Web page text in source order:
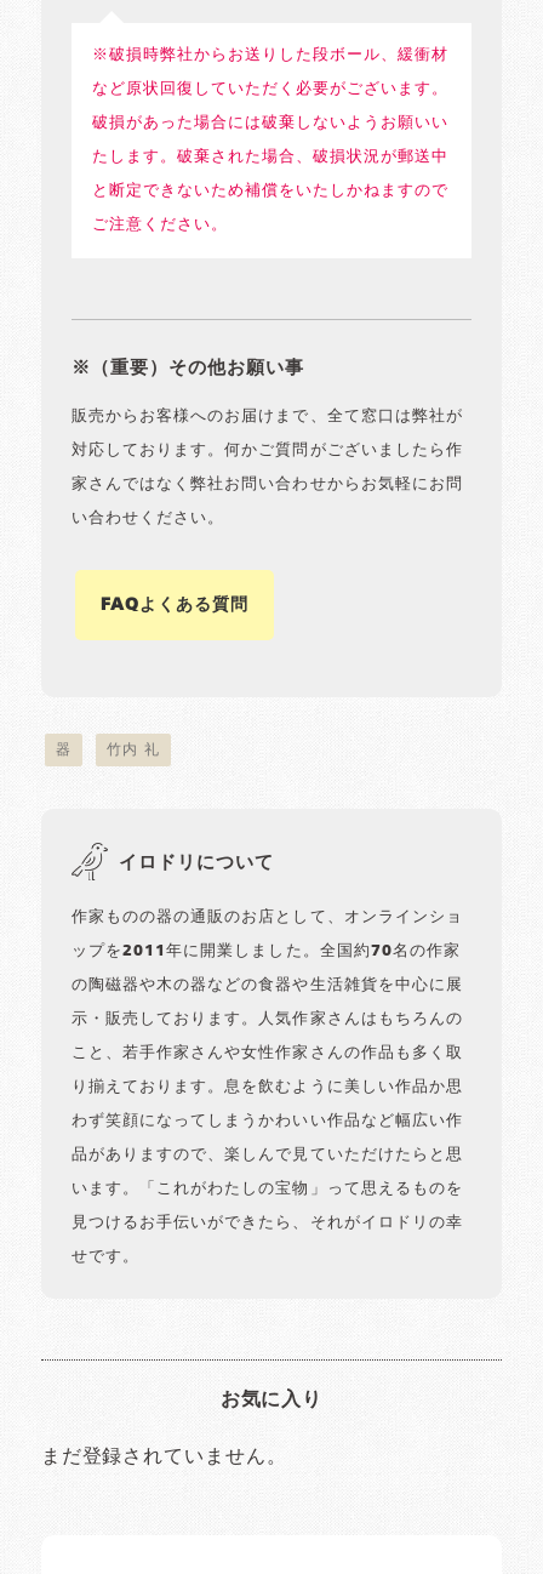
※破損時弊社からお送りした段ボール、緩衝材
など原状回復していただく必要がございます。
破損があった場合には破棄しないようお願いい
たします。破棄された場合、破損状況が郵送中
と断定できないため補償をいたしかねますので
ご注意ください。
※（重要）その他お願い事
販売からお客様へのお届けまで、全て窓口は弊社が
対応しております。何かご質問がございましたら作
家さんではなく弊社お問い合わせからお気軽にお問
い合わせください。
FAQよくある質問
器 竹内 礼
イロドリについて
作家ものの器の通販のお店として、オンラインショ
ップを2011年に開業しました。全国約70名の作家
の陶磁器や木の器などの食器や生活雑貨を中心に展
示・販売しております。人気作家さんはもちろんの
こと、若手作家さんや女性作家さんの作品も多く取
り揃えております。息を飲むように美しい作品か思
わず笑顔になってしまうかわいい作品など幅広い作
品がありますので、楽しんで見ていただけたらと思
います。「これがわたしの宝物」って思えるものを
見つけるお手伝いができたら、それがイロドリの幸
せです。
お気に入り
まだ登録されていません。